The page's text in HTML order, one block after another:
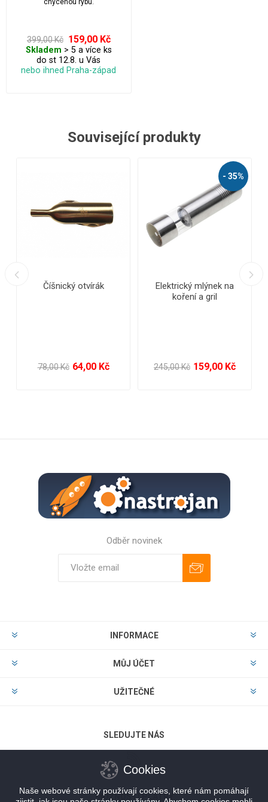
chycenou rybu.
399,00 Kč 159,00 Kč
Skladem > 5 a více ks
do st 12.8. u Vás
nebo ihned Praha-západ
Související produkty
Kuchařská špachtle - 2
187,00 Kč 142,00 Kč
Kuchyňská houbička s
drátěnkou - velká
39,00 Kč 35,00 Kč
Odběr novinek
INFORMACE
MŮJ ÚČET
UŽITEČNÉ
SLEDUJTE NÁS
MOŽNOSTI PLATBY
Cookies
Naše webové stránky používají cookies, které nám pomáhají